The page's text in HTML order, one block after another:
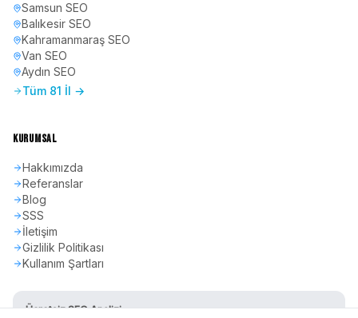
Samsun SEO
Balıkesir SEO
Kahramanmaraş SEO
Van SEO
Aydın SEO
Tüm 81 İl →
KURUMSAL
Hakkımızda
Referanslar
Blog
SSS
İletişim
Gizlilik Politikası
Kullanım Şartları
Ücretsiz SEO Analizi